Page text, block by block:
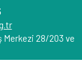
Merkezi 28/203 ve